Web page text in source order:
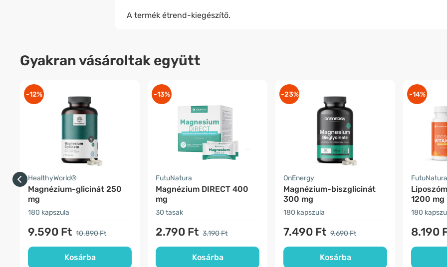
A termék étrend-kiegészítő.
Gyakran vásároltak együtt
-12%
HealthyWorld®
Magnézium-glicinát 250
mg
180 kapszula
9.590 Ft 10.890 Ft
Kosárba
-13%
FutuNatura
Magnézium DIRECT 400
mg
30 tasak
2.790 Ft 3.190 Ft
Kosárba
-23%
OnEnergy
Magnézium-biszglicinát
300 mg
180 kapszula
7.490 Ft 9.690 Ft
Kosárba
-14%
FutuNatura
1200 mg
180
8.190